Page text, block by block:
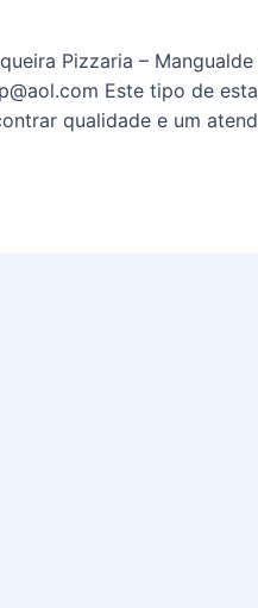
Pizzaria –
Este tipo de
qualidade e um